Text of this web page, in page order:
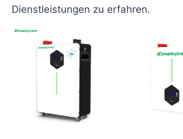
Dienstleistungen zu erfahren.